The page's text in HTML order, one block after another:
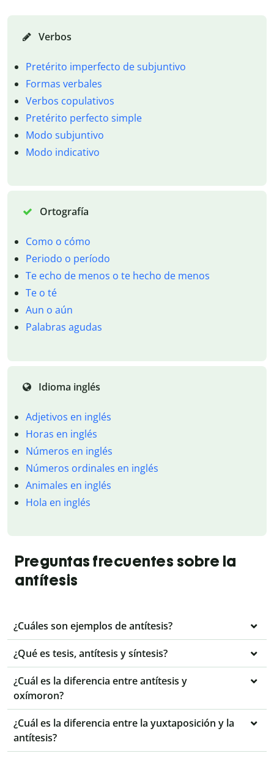
Verbos
Pretérito imperfecto de subjuntivo
Formas verbales
Verbos copulativos
Pretérito perfecto simple
Modo subjuntivo
Modo indicativo
Ortografía
Como o cómo
Periodo o período
Te echo de menos o te hecho de menos
Te o té
Aun o aún
Palabras agudas
Idioma inglés
Adjetivos en inglés
Horas en inglés
Números en inglés
Números ordinales en inglés
Animales en inglés
Hola en inglés
Preguntas frecuentes sobre la
antítesis
¿Cuáles son ejemplos de antítesis?
¿Qué es tesis, antítesis y síntesis?
¿Cuál es la diferencia entre antítesis y
oxímoron?
¿Cuál es la diferencia entre la yuxtaposición y la
antítesis?